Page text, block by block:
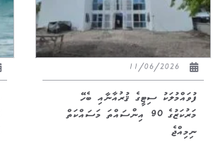
ފުވައްމުލަކު ސިޓީގެ ޤުރުއާނާއި ބެހޭ
މަރުކަޒުގެ 90 އިންސައްތަ މަސައްކަތް
ނިމިއްޖެ